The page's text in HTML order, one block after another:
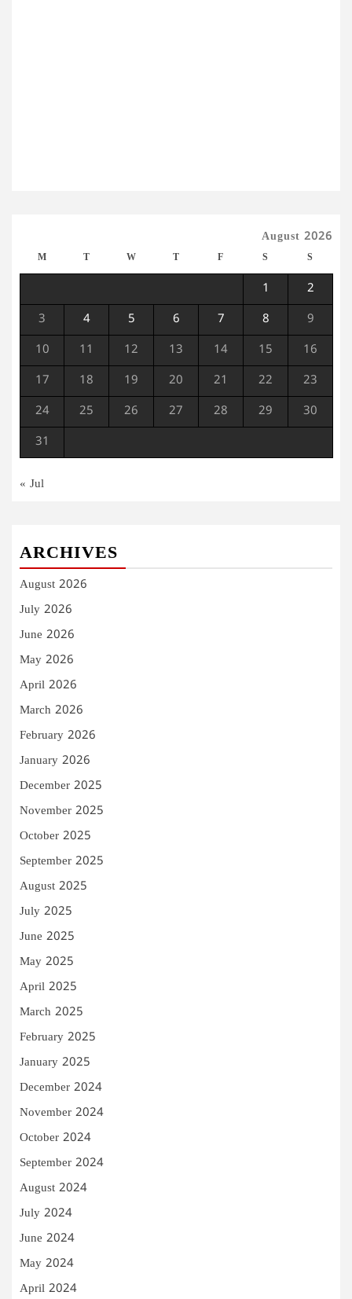
August 2026
M T W T F S S
1 2
3 4 5 6 7 8 9
10 11 12 13 14 15 16
17 18 19 20 21 22 23
24 25 26 27 28 29 30
31
« Jul
ARCHIVES
August 2026
July 2026
June 2026
May 2026
April 2026
March 2026
February 2026
January 2026
December 2025
November 2025
October 2025
September 2025
August 2025
July 2025
June 2025
May 2025
April 2025
March 2025
February 2025
January 2025
December 2024
November 2024
October 2024
September 2024
August 2024
July 2024
June 2024
May 2024
April 2024